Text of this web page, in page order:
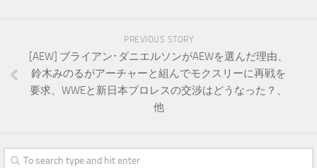
PREVIOUS STORY
[AEW] ブライアン･ダニエルソンがAEWを選んだ理由、
鈴木みのるがアーチャーと組んでモクスリーに再戦を
要求、WWEと新日本プロレスの交渉はどうなった？、
他